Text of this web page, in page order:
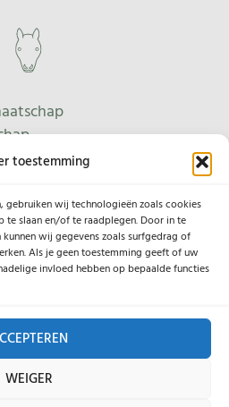
toestemming
gebruiken wij technologieën zoals cookies
slaan en/of te raadplegen. Door in te
wij gegevens zoals surfgedrag of
Als je geen toestemming geeft of uw
invloed hebben op bepaalde functies
WEIGER